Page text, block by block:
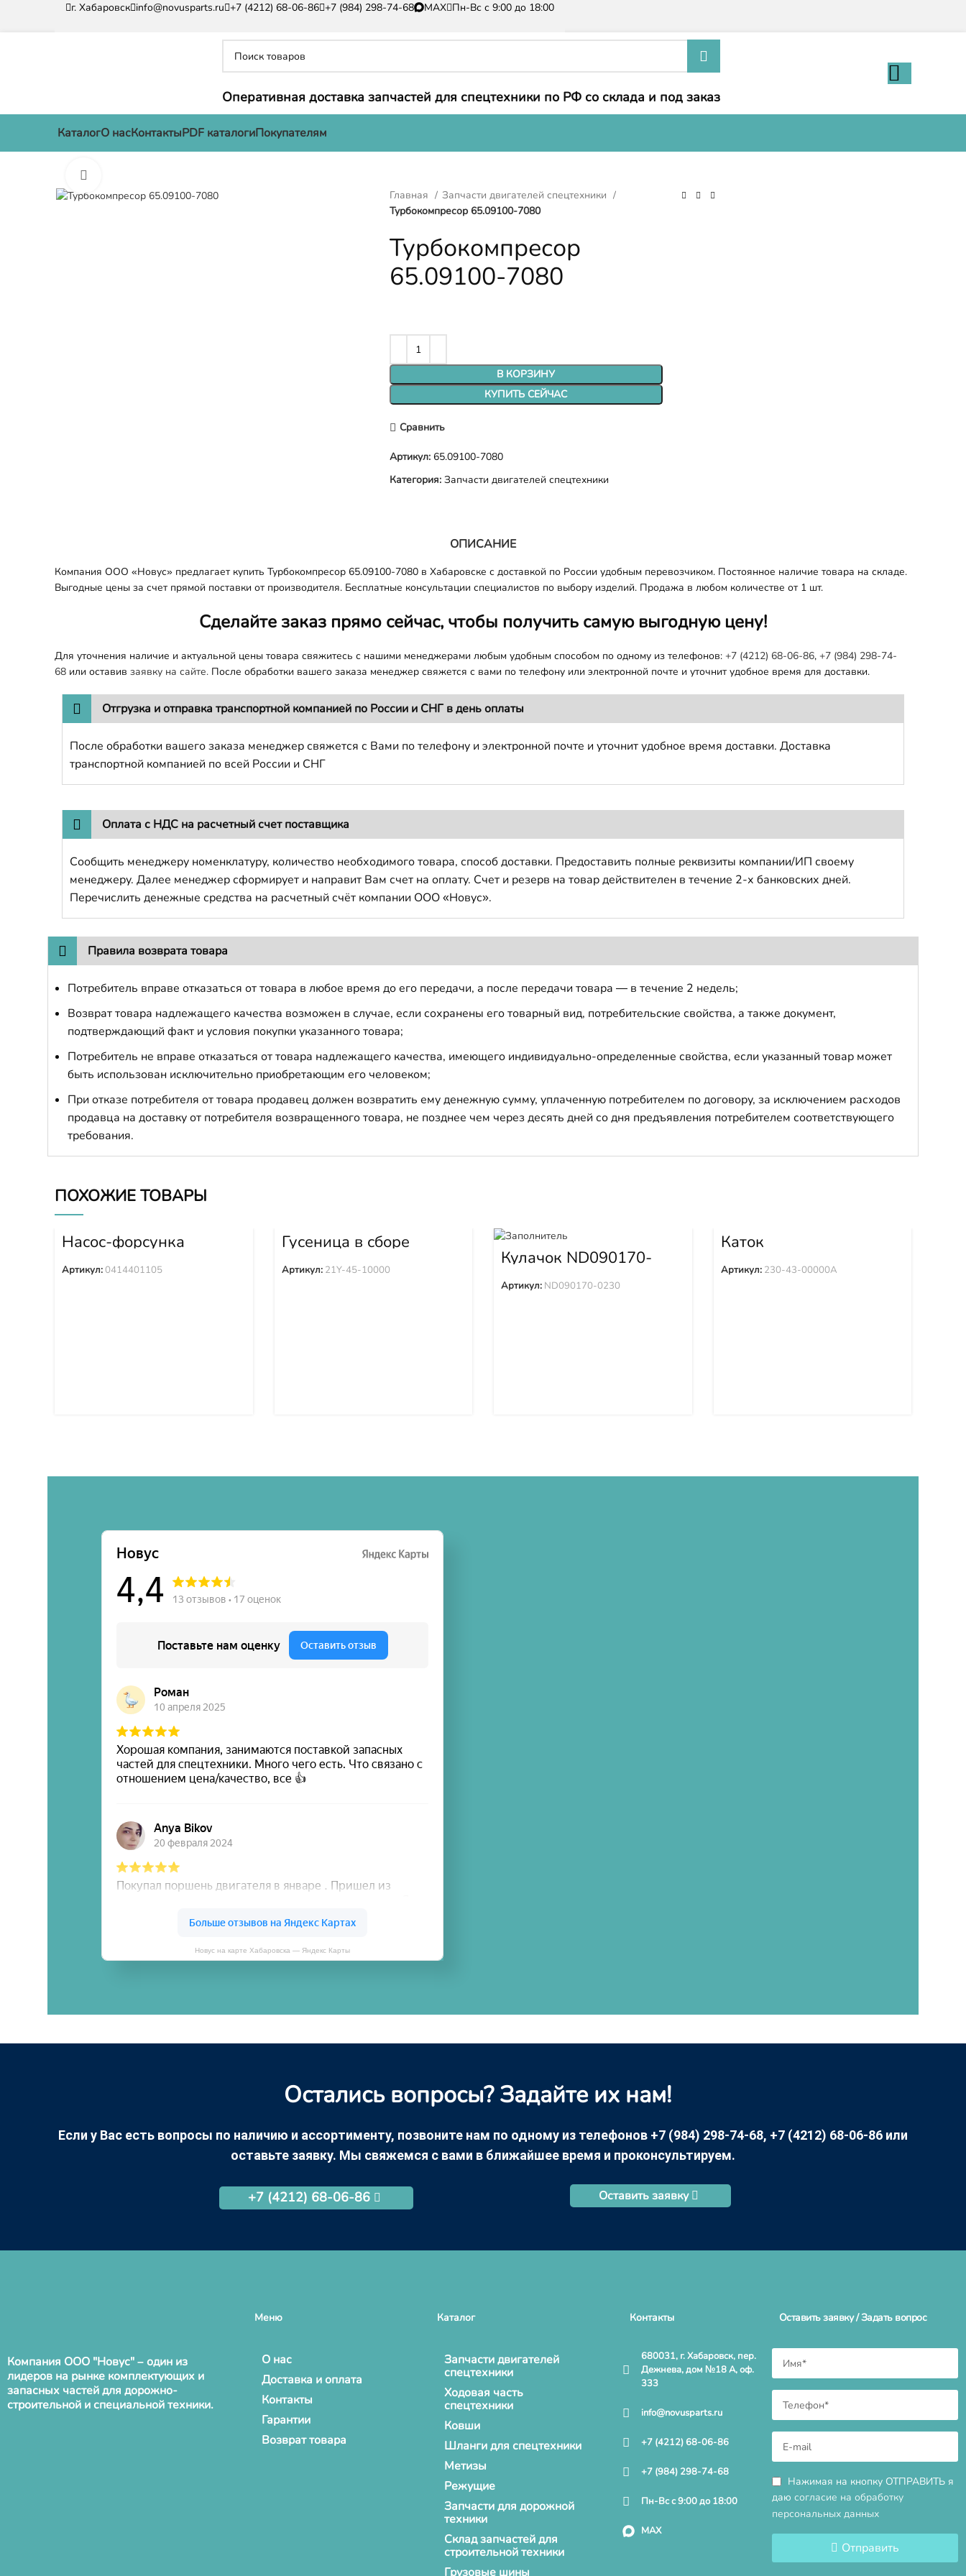
г. Хабаровск info@novusparts.ru +7 (4212) 68-06-86 +7 (984) 298-74-68 MAX Пн-Вс с 9:00 до 18:00
Оперативная доставка запчастей для спецтехники по РФ со склада и под заказ
КаталогО насКонтактыPDF каталогиПокупателям
Главная
Запчасти двигателей спецтехники
Турбокомпресор 65.09100-7080
Турбокомпресор
65.09100-7080
В КОРЗИНУ
КУПИТЬ СЕЙЧАС
Сравнить
Артикул: 65.09100-7080
Категория: Запчасти двигателей спецтехники
ОПИСАНИЕ
Компания ООО «Новус» предлагает купить Турбокомпресор 65.09100-7080 в Хабаровске с доставкой по России удобным перевозчиком. Постоянное наличие товара на складе.
Выгодные цены за счет прямой поставки от производителя. Бесплатные консультации специалистов по выбору изделий. Продажа в любом количестве от 1 шт.
Сделайте заказ прямо сейчас, чтобы получить самую выгодную цену!
Для уточнения наличие и актуальной цены товара свяжитесь с нашими менеджерами любым удобным способом по одному из телефонов: +7 (4212) 68-06-86, +7 (984) 298-74-
68 или оставив заявку на сайте. После обработки вашего заказа менеджер свяжется с вами по телефону или электронной почте и уточнит удобное время для доставки.
Отгрузка и отправка транспортной компанией по России и СНГ в день оплаты
После обработки вашего заказа менеджер свяжется с Вами по телефону и электронной почте и уточнит удобное время доставки. Доставка
транспортной компанией по всей России и СНГ
Оплата с НДС на расчетный счет поставщика
Сообщить менеджеру номенклатуру, количество необходимого товара, способ доставки. Предоставить полные реквизиты компании/ИП своему
менеджеру. Далее менеджер сформирует и направит Вам счет на оплату. Счет и резерв на товар действителен в течение 2-х банковских дней.
Перечислить денежные средства на расчетный счёт компании ООО «Новус».
Правила возврата товара
Потребитель вправе отказаться от товара в любое время до его передачи, а после передачи товара — в течение 2 недель;
Возврат товара надлежащего качества возможен в случае, если сохранены его товарный вид, потребительские свойства, а также документ,
подтверждающий факт и условия покупки указанного товара;
Потребитель не вправе отказаться от товара надлежащего качества, имеющего индивидуально-определенные свойства, если указанный товар может
быть использован исключительно приобретающим его человеком;
При отказе потребителя от товара продавец должен возвратить ему денежную сумму, уплаченную потребителем по договору, за исключением расходов
продавца на доставку от потребителя возвращенного товара, не позднее чем через десять дней со дня предъявления потребителем соответствующего
требования.
ПОХОЖИЕ ТОВАРЫ
Насос-форсунка
0414401105
Артикул:0414401105
Гусеница в сборе
Shantui (45звХ600мм)
21Y-45-10000
Артикул: 21Y-45-10000
Кулачок ND090170-
0230
Артикул: ND090170-0230
Каток
поддерживающий 230-
43-00000A
Артикул: 230-43-00000A
Новус на карте Хабаровска — Яндекс Карты
Остались вопросы? Задайте их нам!
Если у Вас есть вопросы по наличию и ассортименту, позвоните нам по одному из телефонов +7 (984) 298-74-68, +7 (4212) 68-06-86 или
оставьте заявку. Мы свяжемся с вами в ближайшее время и проконсультируем.
+7 (4212) 68-06-86 Оставить заявку
Компания ООО "Новус" – один из
лидеров на рынке комплектующих и
запасных частей для дорожно-
строительной и специальной техники.
Меню
О нас
Доставка и оплата
Контакты
Гарантии
Возврат товара
Каталог
Запчасти двигателей
спецтехники
Ходовая часть
спецтехники
Ковши
Шланги для спецтехники
Метизы
Режущие
Запчасти для дорожной
техники
Склад запчастей для
строительной техники
Грузовые шины
Контакты
680031, г. Хабаровск, пер.
Дежнева, дом №18 А, оф.
333
info@novusparts.ru
+7 (4212) 68-06-86
+7 (984) 298-74-68
Пн-Вс с 9:00 до 18:00
MAX
Оставить заявку / Задать вопрос
Нажимая на кнопку ОТПРАВИТЬ я
даю согласие на обработку
персональных данных
Отправить